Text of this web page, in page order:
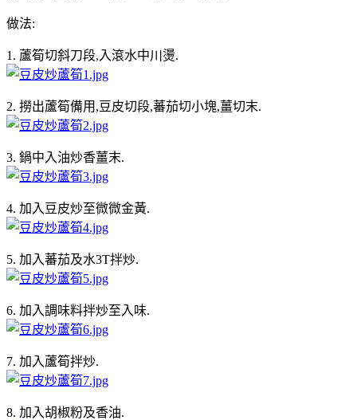
做法:
1. 蘆筍切斜刀段,入滾水中川燙.
2. 撈出蘆筍備用,豆皮切段,蕃茄切小塊,薑切末.
3. 鍋中入油炒香薑末.
4. 加入豆皮炒至微微金黃.
5. 加入蕃茄及水3T拌炒.
6. 加入調味料拌炒至入味.
7. 加入蘆筍拌炒.
8. 加入胡椒粉及香油.